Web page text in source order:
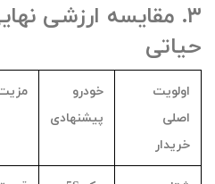
۳. مقایسه ارزشی
حیاتی
اولویت
اصلی
خریدار
خودرو
پیشنهادی